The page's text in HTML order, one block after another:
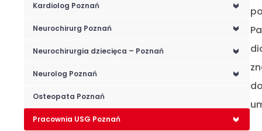
<
Kardiolog Poznań
<
Neurochirurg Poznań
<
Neurochirurgia dziecięca – Poznań
<
Neurolog Poznań
Osteopata Poznań
<
Pracownia USG Poznań